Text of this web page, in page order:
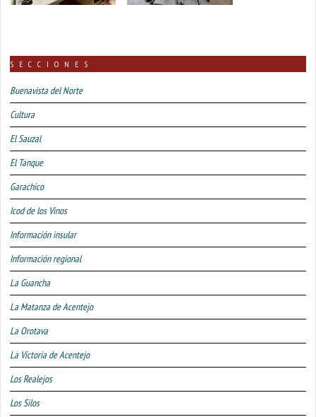
SECCIONES
Buenavista del Norte
Cultura
El Sauzal
El Tanque
Garachico
Icod de los Vinos
Información insular
Información regional
La Guancha
La Matanza de Acentejo
La Orotava
La Victoria de Acentejo
Los Realejos
Los Silos